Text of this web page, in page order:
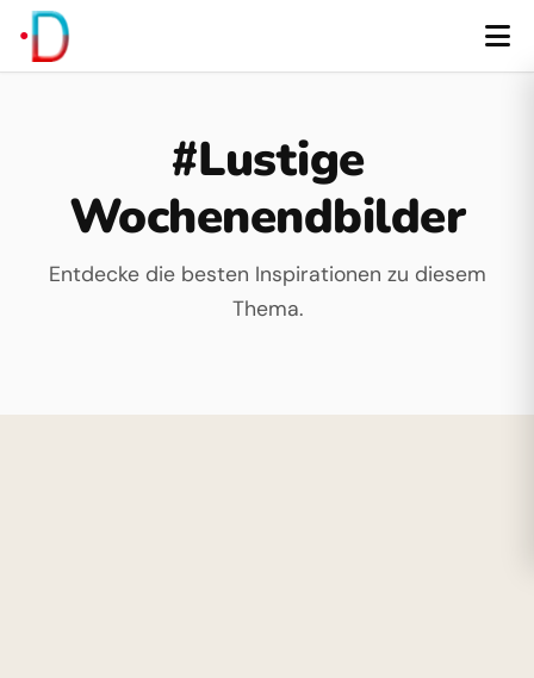
#Lustige
Wochenendbilder
Entdecke die besten Inspirationen zu diesem
Thema.